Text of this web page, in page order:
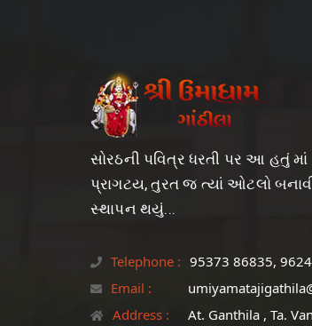
સોરઠની પવિત્ર ધરતી પર આ હતું માં
પ્રાગટય, તુરત જ ત્યાં ઓટલો
સ્થાપન થયું...
Telephone : 95373 86835,
Email :
Address :
At. Ganthila , Ta.